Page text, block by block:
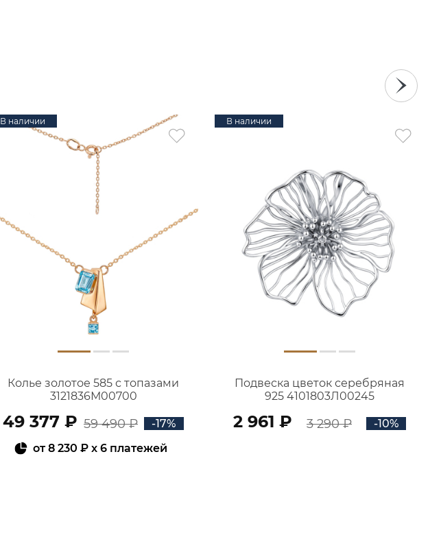
В наличии
Колье золотое 585 с топазами
3121836М00700
49 377 ₽ 59 490 ₽
-17%
от8 230 ₽x 6 платежей
В наличии
Подвеска цветок серебряная
925 4101803Л00245
2 961 ₽ 3 290 ₽ -10%